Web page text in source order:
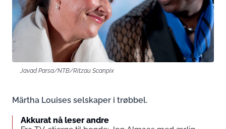
Javad Parsa/NTB/Ritzau Scanpix
Märtha Louises selskaper i trøbbel.
Akkurat nå leser andre